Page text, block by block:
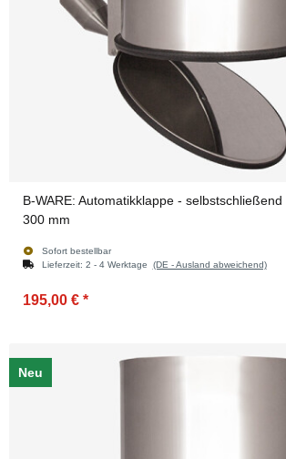
B-WARE: Automatikklappe -
300 mm
Sofort bestellbar
Lieferzeit: 2 - 4 Werktage (DE - Ausland abweichend)
195,00 € *
Neu